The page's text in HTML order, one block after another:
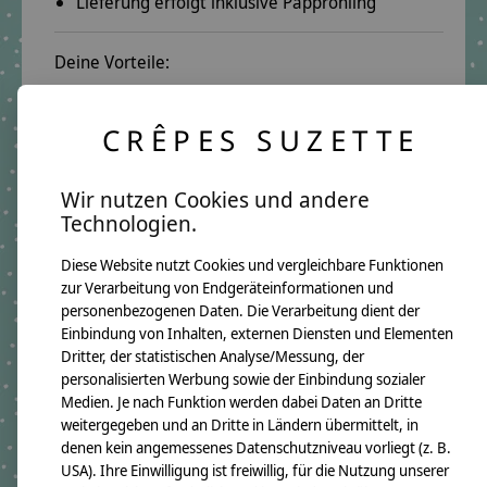
Deine Vorteile:
E-Mail:info@crepes-suzette.net
Schnelle Lieferung:
In wenigen Tagen kannst Du deine Schultüte in
deinen Händen halten.
Über 10 Jahre Erfahrung:
Auf unsere Qualität ist Verlass.
Lange Freude garantiert.
Produktangaben:
Schultüte Vincent 2020
GTIN: 4250608113282
CRÊPES SUZETTE
Wir nutzen Cookies und andere
Technologien.
Diese Website nutzt Cookies und vergleichbare Funktionen
zur Verarbeitung von Endgeräteinformationen und
personenbezogenen Daten. Die Verarbeitung dient der
Einbindung von Inhalten, externen Diensten und Elementen
Dritter, der statistischen Analyse/Messung, der
personalisierten Werbung sowie der Einbindung sozialer
Medien. Je nach Funktion werden dabei Daten an Dritte
weitergegeben und an Dritte in Ländern übermittelt, in
denen kein angemessenes Datenschutzniveau vorliegt (z. B.
USA). Ihre Einwilligung ist freiwillig, für die Nutzung unserer